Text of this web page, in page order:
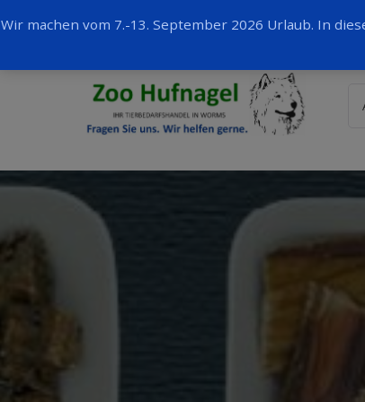
Wir machen vom 7.-13. September 2026 Urlaub. In